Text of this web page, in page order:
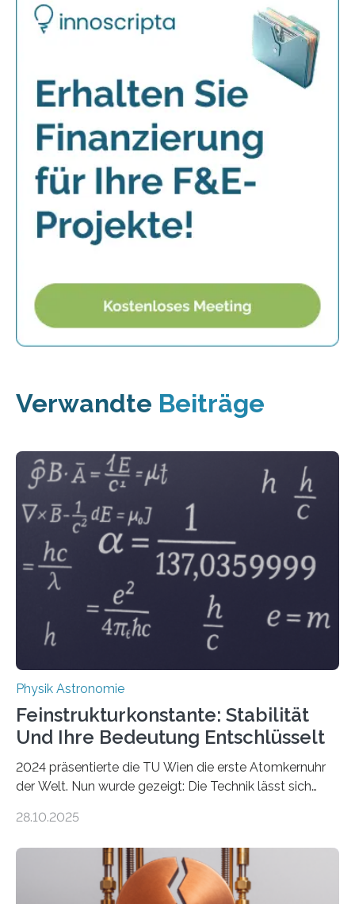
Verwandte Beiträge
Physik Astronomie
Feinstrukturkonstante: Stabilität
Und Ihre Bedeutung Entschlüsselt
2024 präsentierte die TU Wien die erste Atomkernuhr
der Welt. Nun wurde gezeigt: Die Technik lässt sich
fundamentalen Physik nachzugehen. Thorium-
Messungen verwenden. Das hatte man jahrzehntelang
vermutet, weltweit war nach den passenden
Atomkern-Zuständen gesucht worden, 2024 gelang
28.10.2025